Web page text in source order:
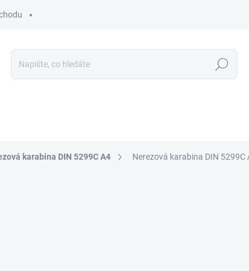
Hledat
karabina DIN 5299C A4 Nerezová karabina DIN 5299C